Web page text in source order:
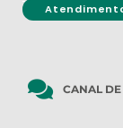
CANAL